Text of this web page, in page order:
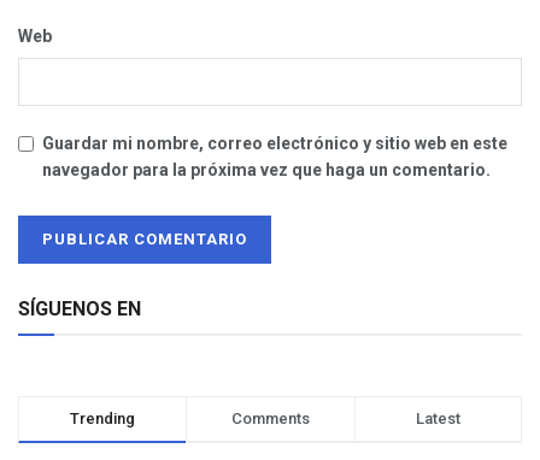
Web
Guardar mi nombre, correo electrónico y sitio web en este
navegador para la próxima vez que haga un comentario.
SÍGUENOS EN
Trending Comments Latest